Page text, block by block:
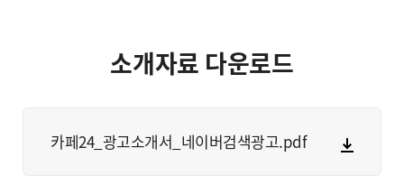
소개자료 다운로드
카페24_광고소개서_네이버검색광고.pdf